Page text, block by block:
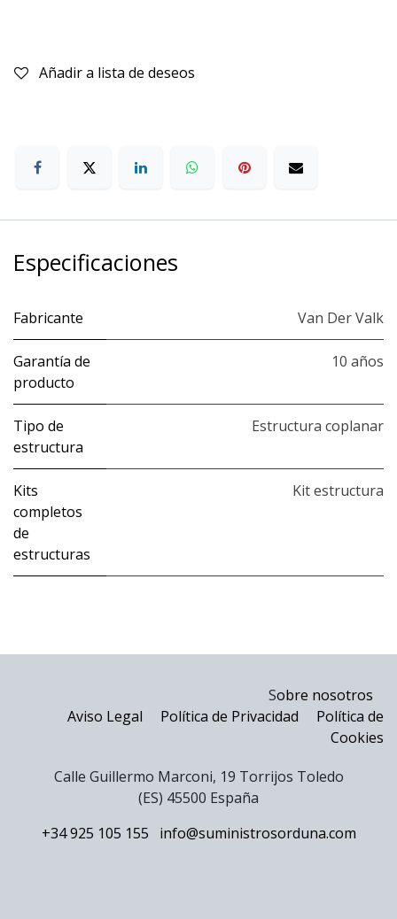
Añadir a lista de deseos
Especificaciones
Fabricante Van Der Valk
Garantía de
producto
10 años
Tipo de
estructura
Estructura coplanar
Kits
completos
de
estructuras
Kit estructura
Sobre nosotros
Aviso Legal
Política de Privacidad
Política de
Cookies
Calle Guillermo Marconi, 19 Torrijos Toledo
(ES) 45500 España
+34 925 105 155
info@suministrosorduna.com